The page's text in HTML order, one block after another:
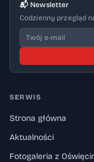
📬 Newsletter
Codzienny przegląd
SERWIS
Strona główna
Aktualności
Fotogaleria z